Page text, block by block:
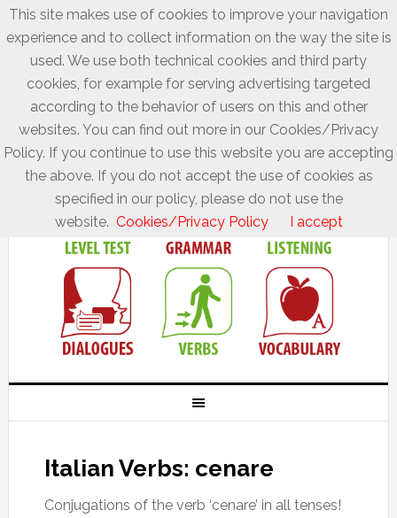
Italian Verbs: cenare
Conjugations of the verb ‘cenare’ in all tenses!
This site makes use of cookies to improve your navigation
experience and to collect information on the way the site is
used. We use both technical cookies and third party
cookies, for example for serving advertising targeted
according to the behavior of users on this and other
websites. You can find out more in our Cookies/Privacy
Policy. If you continue to use this website you are accepting
the above. If you do not accept the use of cookies as
specified in our policy, please do not use the
website. Cookies/Privacy Policy I accept